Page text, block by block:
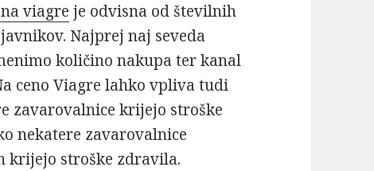
viagre je odvisna od številnih
Najprej naj seveda
količino nakupa ter kanal
ceno Viagre lahko vpliva tudi
zavarovalnice krijejo stroške
nekatere zavarovalnice
krijejo stroške zdravila.